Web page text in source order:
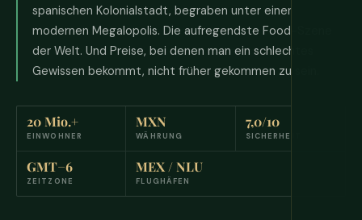
spanischen Kolonialstadt, begraben unter einer
modernen Megalopolis. Die aufregendste Food-Szene
der Welt. Und Preise, bei denen man ein schlechtes
Gewissen bekommt, nicht früher gekommen zu sein.
20 Mio.+
EINWOHNER
MXN
WÄHRUNG
7,0/10
SICHERHEIT
GMT−6
ZEITZONE
MEX / NLU
FLUGHÄFEN